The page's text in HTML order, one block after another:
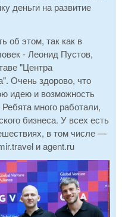
деньги на развитие
об этом, так как в
- Леонид Пустов,
"Центра
Очень здорово, что
идею и возможность
много работали,
бизнеса. У всех есть
в том числе —
и agent.ru